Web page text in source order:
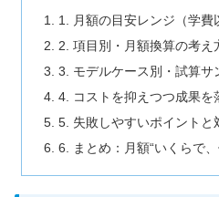
1. 月額の目安レンジ（学費
2. 項目別・月額換算の考え
3. モデルケース別・試算サ
4. コストを抑えつつ成果を
5. 失敗しやすいポイントと
6. まとめ：月額“いくらで